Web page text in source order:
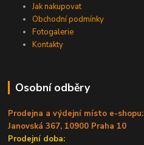
Jak nakupovat
Obchodní podmínky
Fotogalerie
Kontakty
Osobní odběry
Prodejna a výdejní místo e-shopu:
Janovská 367, 10900 Praha 10
Prodejní doba: